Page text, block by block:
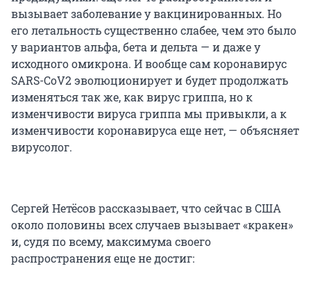
вызывает заболевание у вакцинированных. Но
его летальность существенно слабее, чем это было
у вариантов альфа, бета и дельта — и даже у
исходного омикрона. И вообще сам коронавирус
SARS-CoV2 эволюционирует и будет продолжать
изменяться так же, как вирус гриппа, но к
изменчивости вируса гриппа мы привыкли, а к
изменчивости коронавируса еще нет, — объясняет
вирусолог.
Сергей Нетёсов рассказывает, что сейчас в США
около половины всех случаев вызывает «кракен»
и, судя по всему, максимума своего
распространения еще не достиг: